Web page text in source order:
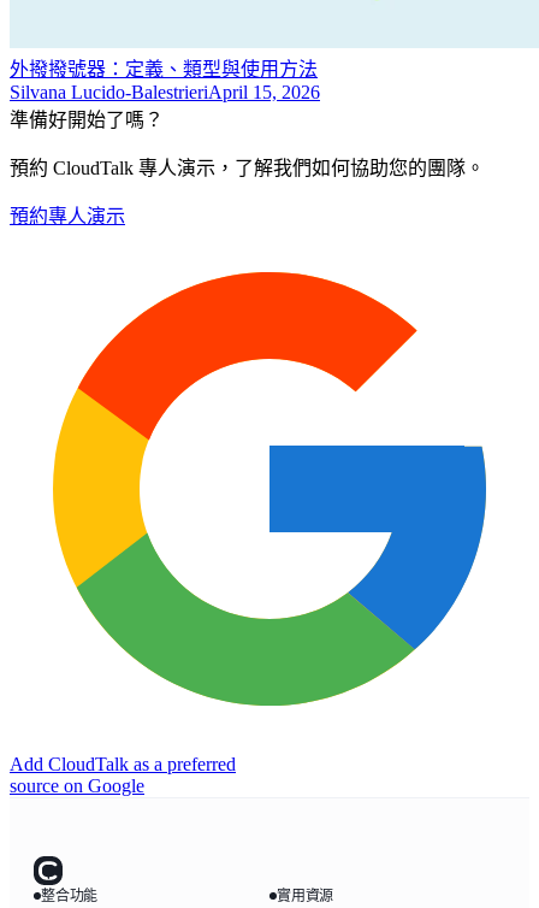
外撥撥號器：定義、類型與使用方法
Silvana Lucido-BalestrieriApril 15, 2026
準備好開始了嗎？
預約 CloudTalk 專人演示，了解我們如何協助您的團隊。
預約專人演示
Add CloudTalk as a preferred
source on Google
整合功能
實用資源